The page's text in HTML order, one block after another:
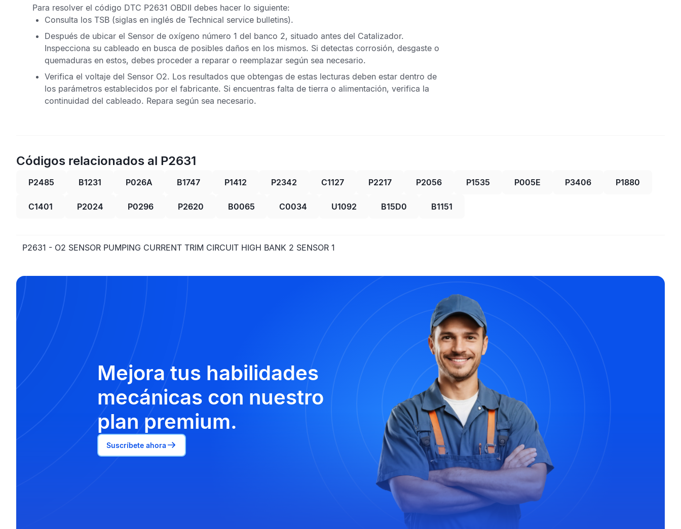
Para resolver el código DTC P2631 OBDII debes hacer lo siguiente:
Consulta los TSB (siglas en inglés de Technical service bulletins).
Después de ubicar el Sensor de oxígeno número 1 del banco 2, situado antes del Catalizador.
Inspecciona su cableado en busca de posibles daños en los mismos. Si detectas corrosión, desgaste o
quemaduras en estos, debes proceder a reparar o reemplazar según sea necesario.
Verifica el voltaje del Sensor O2. Los resultados que obtengas de estas lecturas deben estar dentro de
los parámetros establecidos por el fabricante. Si encuentras falta de tierra o alimentación, verifica la
continuidad del cableado. Repara según sea necesario.
Códigos relacionados al P2631
P2485 B1231 P026A B1747 P1412 P2342 C1127 P2217 P2056 P1535 P005E P3406 P1880
C1401 P2024 P0296 P2620 B0065 C0034 U1092 B15D0 B1151
P2631 - O2 SENSOR PUMPING CURRENT TRIM CIRCUIT HIGH BANK 2 SENSOR 1
Mejora tus habilidades
mecánicas con nuestro
plan premium.
Suscríbete ahora